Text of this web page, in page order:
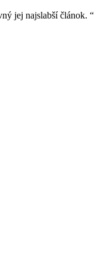
jej najslabší­ článok.